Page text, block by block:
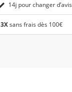
14j pour changer d’avis
3Xsans frais dès 100€